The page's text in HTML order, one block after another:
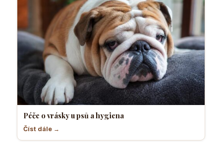
Péče o vrásky u psů a hygiena
Číst dále →